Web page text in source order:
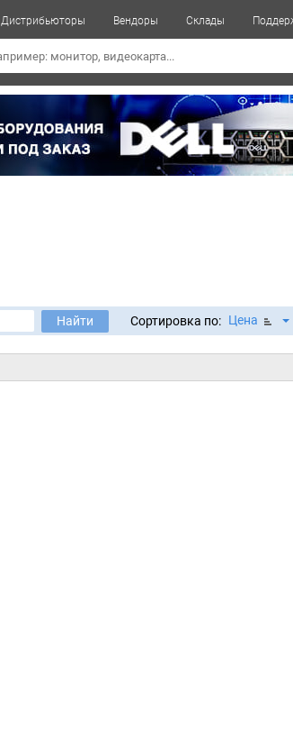
Дистрибьюторы Вендоры Склады
Найти Сортировка по: Цена